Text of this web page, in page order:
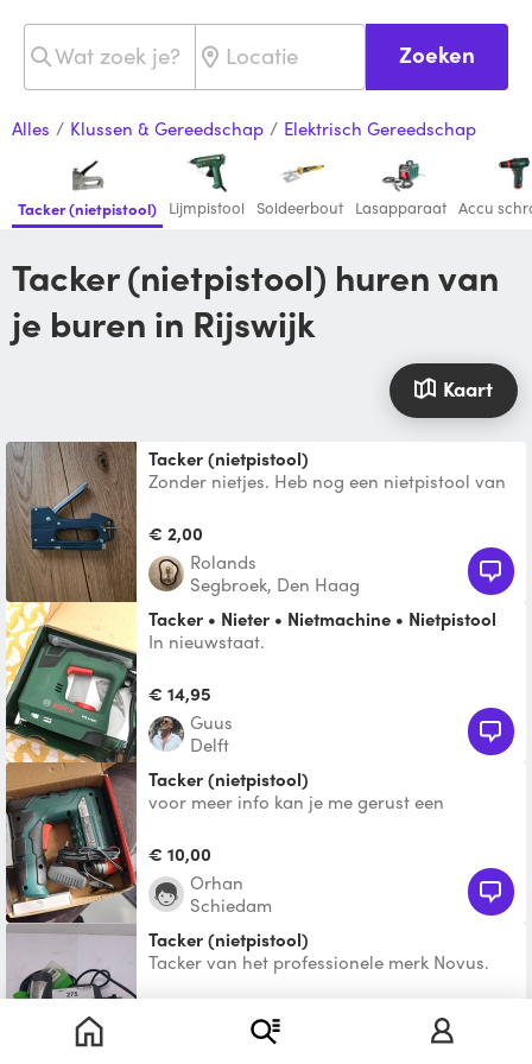
Zoeken
Alles / Klussen & Gereedschap / Elektrisch Gereedschap
Tacker (nietpistool) Lijmpistool Soldeerbout Lasapparaat Accu
Tacker (nietpistool) huren van
je buren in Rijswijk
Kaart
Tacker (nietpistool)
Zonder nietjes. Heb nog een nietpistool van
€ 2,00
Rolands
Segbroek, Den Haag
Tacker • Nieter • Nietmachine • Nietpistool
In nieuwstaat.
€ 14,95
Guus
Delft
Tacker (nietpistool)
voor meer info kan je me gerust een
€ 10,00
Orhan
Schiedam
Tacker (nietpistool)
Tacker van het professionele merk Novus.